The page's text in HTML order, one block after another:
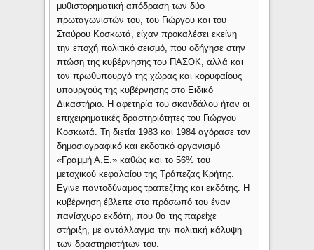
μυθιστορηματική απόδραση των δύο
πρωταγωνιστών του, του Γιώργου και του
Σταύρου Κοσκωτά, είχαν προκαλέσει εκείνη
την εποχή πολιτικό σεισμό, που οδήγησε στην
πτώση της κυβέρνησης του ΠΑΣΟΚ, αλλά και
τον πρωθυπουργό της χώρας και κορυφαίους
υπουργούς της κυβέρνησης στο Ειδικό
Δικαστήριο. Η αφετηρία του σκανδάλου ήταν οι
επιχειρηματικές δραστηριότητες του Γιώργου
Κοσκωτά. Τη διετία 1983 και 1984 αγόρασε τον
δημοσιογραφικό και εκδοτικό οργανισμό
«Γραμμή Α.Ε.» καθώς και το 56% του
μετοχικού κεφαλαίου της Τράπεζας Κρήτης.
Εγινε παντοδύναμος τραπεζίτης και εκδότης. Η
κυβέρνηση έβλεπε στο πρόσωπό του έναν
πανίσχυρο εκδότη, που θα της παρείχε
στήριξη, με αντάλλαγμα την πολιτική κάλυψη
των δραστηριοτήτων του.